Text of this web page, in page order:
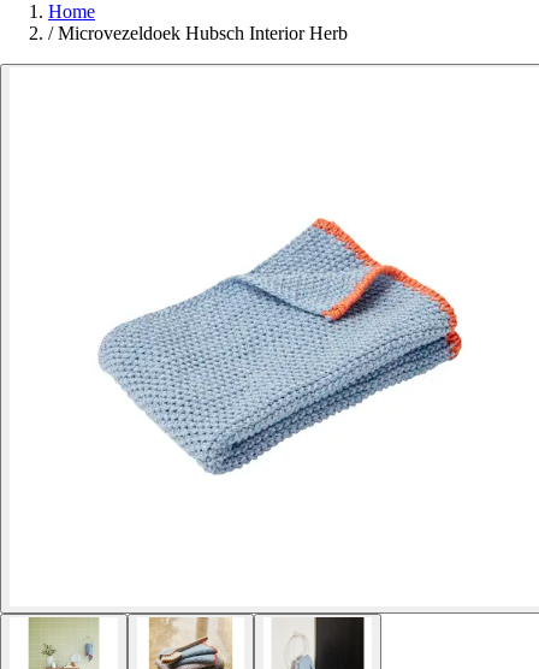
Home
/ Microvezeldoek Hubsch Interior Herb